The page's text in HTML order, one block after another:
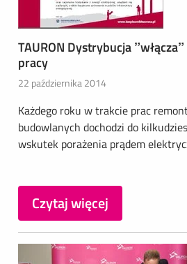
TAURON Dystrybucja
pracy
22 października 2014
Każdego roku w trakcie prac
budowlanych dochodzi do
wskutek porażenia prądem
Czytaj więcej